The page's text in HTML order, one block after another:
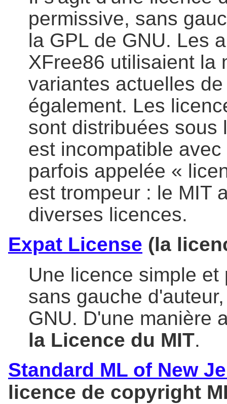
permissive, sans
la GPL de GNU. Les
XFree86 utilisaient la
variantes actuelles
également. Les
sont distribuées sous
est incompatible
parfois appelée «
est trompeur : le MIT
diverses licences.
Expat License (la
Une licence simple
sans gauche
GNU. D'une manière
la Licence du MIT.
Standard ML of New
licence de copyright